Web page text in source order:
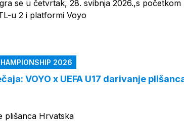
se u četvrtak, 28. svibnja 2026.,s početkom
u 2 i platformi Voyo
2026
VOYO x UEFA U17 darivanje
plišanca Hrvatska